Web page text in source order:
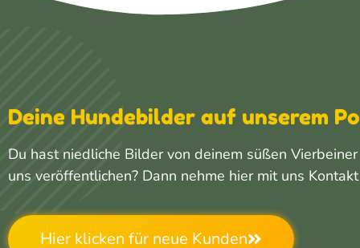
Deine Hundebilder auf unserem
Du hast niedliche Bilder von deinem süßen
uns veröffentlichen? Dann nehme hier mit uns
Hier klicken für neue Kunden